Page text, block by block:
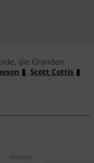
die Granden
, Scott Cottis
Anzeige